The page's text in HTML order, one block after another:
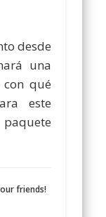
desde
una
qué
este
friends!